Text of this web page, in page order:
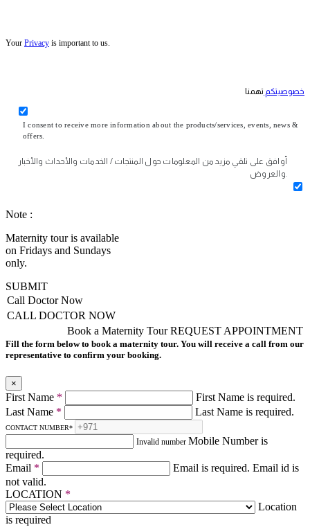
Your Privacy is important to us.
خصوصيتكم تهمنا
I consent to receive more information about the products/services, events, news &
offers.
أوافق على تلقي مزيد من المعلومات حول المنتجات / الخدمات والأحداث والأخبار
Note :
Maternity tour is available
on Fridays and Sundays
only.
SUBMIT
Call Doctor Now
CALL DOCTOR NOW
REQUEST APPOINTMENT
Book a Maternity Tour
Fill the form below to book a maternity tour. You will receive a call from our
representative to confirm your booking.
×
First Name *
First Name is required.
Last Name * Last Name is required.
CONTACT NUMBER*
Invalid number Mobile Number is
required.
Email * Email is required. Email id is
not valid.
LOCATION *
Location
is required